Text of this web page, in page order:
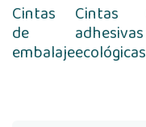
Cintas
de
embalaje
Cintas
adhesivas
ecológicas